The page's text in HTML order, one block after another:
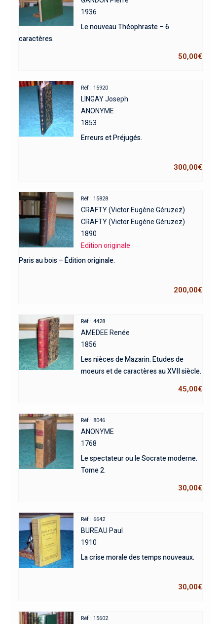
1936
Le nouveau Théophraste – 6
caractères.
50,00€
Réf : 15920
LINGAY Joseph
ANONYME
1853
Erreurs et Préjugés.
300,00€
Réf : 15828
CRAFTY (Victor Eugène Géruzez)
CRAFTY (Victor Eugène Géruzez)
1890
Edition originale
Paris au bois – Édition originale.
200,00€
Réf : 4428
AMEDEE Renée
1856
Les nièces de Mazarin. Etudes de
moeurs et de caractères au XVII siècle.
45,00€
Réf : 8046
ANONYME
1768
Le spectateur ou le Socrate moderne.
Tome 2.
30,00€
Réf : 6642
BUREAU Paul
1910
La crise morale des temps nouveaux.
30,00€
Réf : 15602